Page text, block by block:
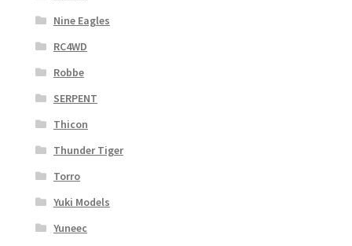
Nine Eagles
RC4WD
Robbe
SERPENT
Thicon
Thunder Tiger
Torro
Yuki Models
Yuneec